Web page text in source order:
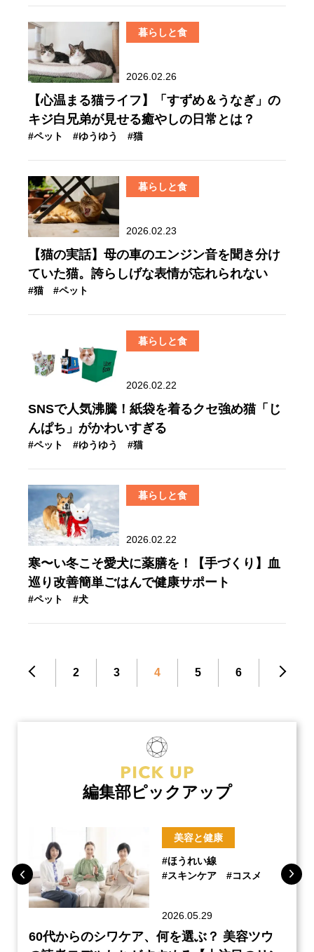
暮らしと食
2026.02.26
【心温まる猫ライフ】「すずめ＆うなぎ」の
キジ白兄弟が見せる癒やしの日常とは？
#ペット #ゆうゆう #猫
暮らしと食
2026.02.23
【猫の実話】母の車のエンジン音を聞き分け
ていた猫。誇らしげな表情が忘れられない
#猫 #ペット
暮らしと食
2026.02.22
SNSで人気沸騰！紙袋を着るクセ強め猫「じ
んぱち」がかわいすぎる
#ペット #ゆうゆう #猫
暮らしと食
2026.02.22
寒〜い冬こそ愛犬に薬膳を！【手づくり】血
巡り改善簡単ごはんで健康サポート
#ペット #犬
2 3 4 5 6
編集部ピックアップ
美容と健康
#ほうれい線
#スキンケア
#コスメ
2026.05.29
60代からのシワケア、何を選ぶ？ 美容ツウ